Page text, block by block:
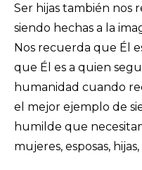
Ser hijas también nos
siendo hechas a la
Nos recuerda que Él
que Él es a quien
humanidad cuando
el mejor ejemplo de
humilde que
mujeres, esposas,